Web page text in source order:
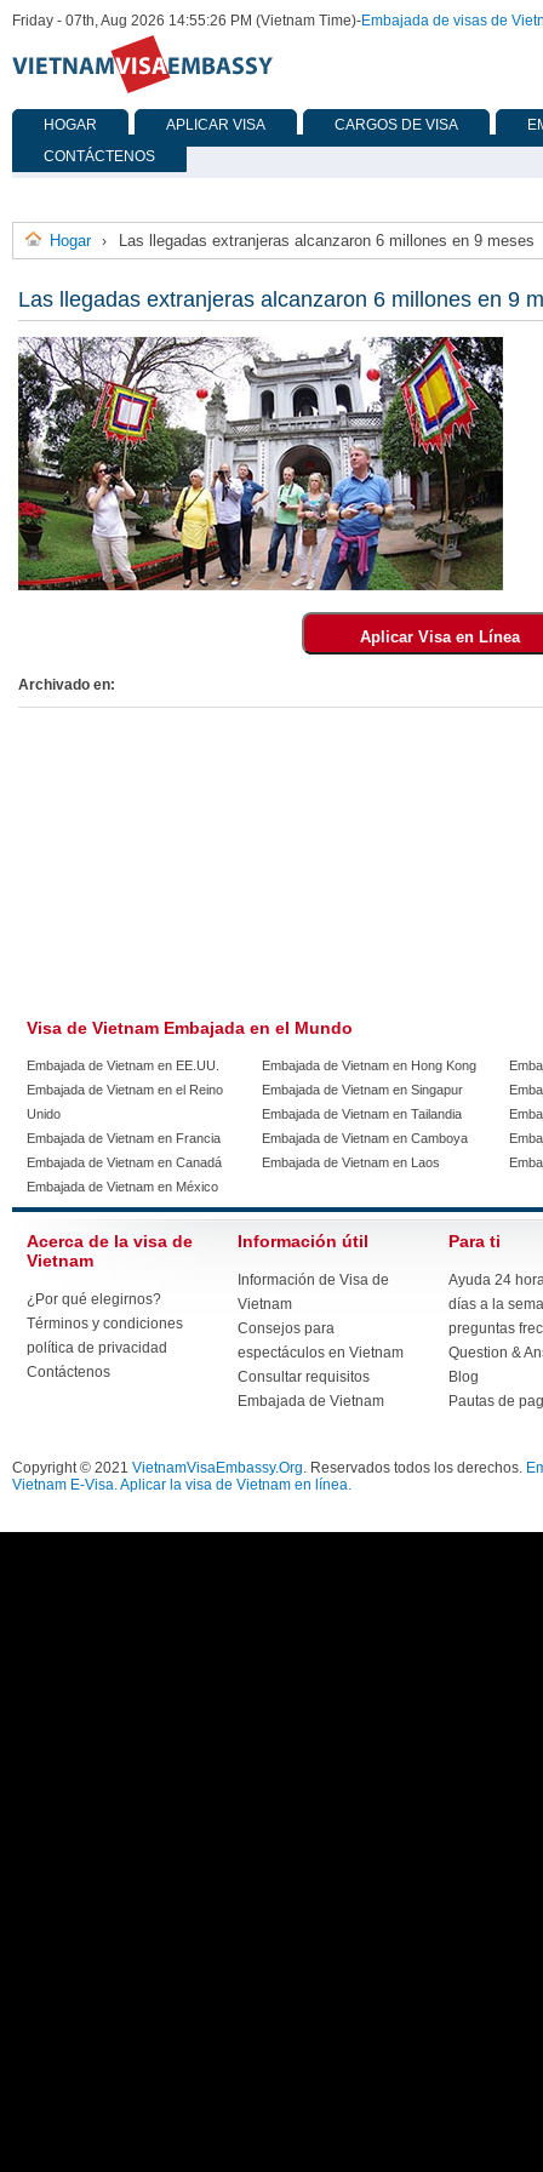
Friday - 07th, Aug 2026 14:55:26 PM (Vietnam Time)-Embajada de visas de
HOGAR APLICAR VISA CARGOS DE VISA
CONTÁCTENOS
Hogar › Las llegadas extranjeras alcanzaron 6 millones en 9 meses
Las llegadas extranjeras alcanzaron 6 millones en 9
Archivado en:
Visa de Vietnam Embajada en el Mundo
Embajada de Vietnam en EE.UU.
Embajada de Vietnam en el Reino
Unido
Embajada de Vietnam en Francia
Embajada de Vietnam en Canadá
Embajada de Vietnam en México
Embajada de Vietnam en Hong Kong
Embajada de Vietnam en Singapur
Embajada de Vietnam en Tailandia
Embajada de Vietnam en Camboya
Embajada de Vietnam en Laos
Acerca de la visa de
Vietnam
¿Por qué elegirnos?
Términos y condiciones
política de privacidad
Contáctenos
Información útil
Información de Visa de
Vietnam
Consejos para
espectáculos en Vietnam
Consultar requisitos
Embajada de Vietnam
Para ti
Ayuda 24
días a la
preguntas
Question &
Blog
Pautas de
Copyright © 2021 VietnamVisaEmbassy.Org. Reservados todos los derechos.
Vietnam E-Visa. Aplicar la visa de Vietnam en línea.